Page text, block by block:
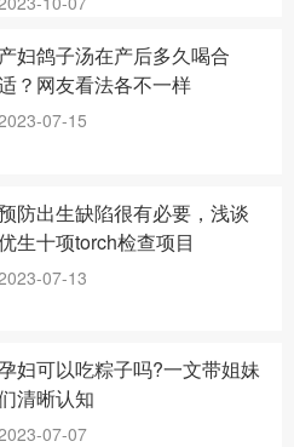
产妇鸽子汤在产后多久喝合
？网友看法各不一样
07-15
防出生缺陷很有必要，浅谈
生十项torch检查项目
07-13
妇可以吃粽子吗?一文带姐妹
清晰认知
07-07